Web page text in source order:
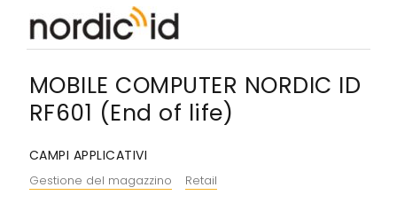
MOBILE COMPUTER NORDIC ID
RF601 (End of life)
CAMPI APPLICATIVI
Gestione del magazzino Retail